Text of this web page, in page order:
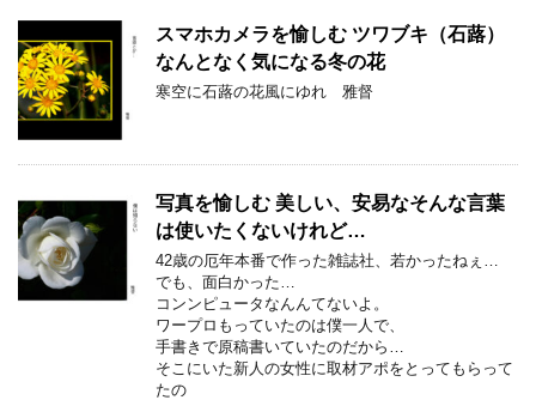
スマホカメラを愉しむ ツワブキ（石蕗）
なんとなく気になる冬の花
寒空に石蕗の花風にゆれ 雅督
写真を愉しむ 美しい、安易なそんな言葉
は使いたくないけれど…
42歳の厄年本番で作った雑誌社、若かったねぇ…
でも、面白かった…
コンンピュータなんんてないよ。
ワープロもっていたのは僕一人で、
手書きで原稿書いていたのだから…
そこにいた新人の女性に取材アポをとってもらって
たの